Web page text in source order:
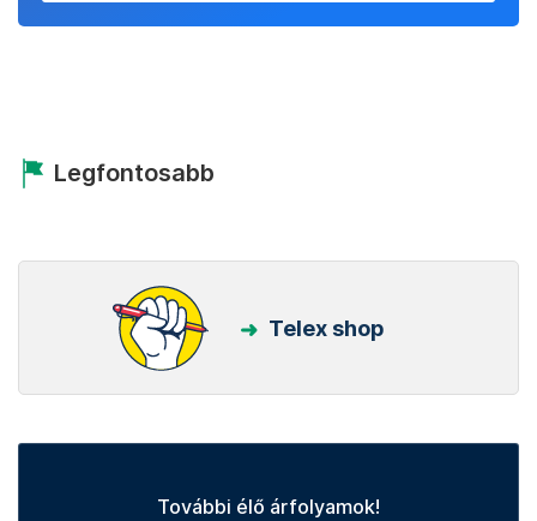
Legfontosabb
Telex shop
További élő árfolyamok!